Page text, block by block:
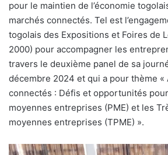
pour le maintien de l’économie
marchés connectés. Tel est
togolais des Expositions et Foires de
2000) pour accompagner les
travers le deuxième panel de sa
décembre 2024 et qui a pour thème «
connectés : Défis et opportunités
moyennes entreprises (PME) et les
moyennes entreprises (TPME) ».